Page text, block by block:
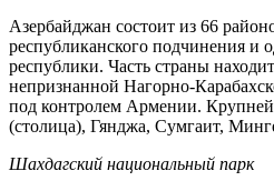
Азербайджан состоит из 66
республиканского подчинения и
республики. Часть страны
непризнанной Нагорно-
под контролем Армении.
(столица), Гянджа, Сумгаит,
Шахдагский национальный парк